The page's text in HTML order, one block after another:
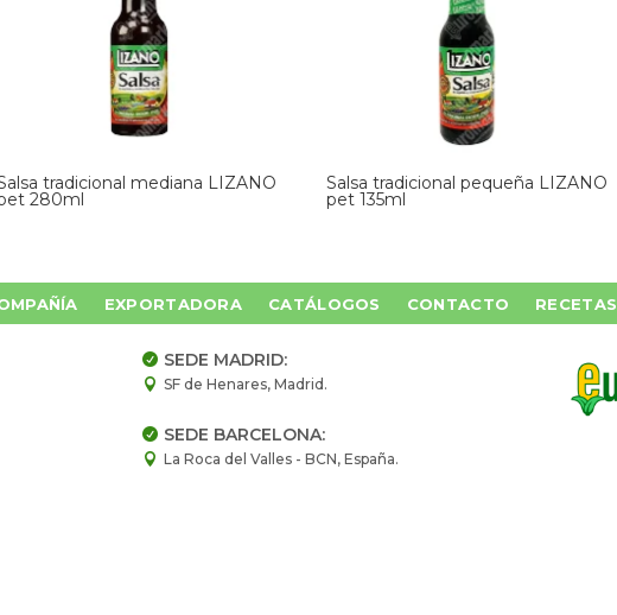
tradicional mediana LIZANO
280ml
Salsa tradicional pequeña LIZANO
pet 135ml
EXPORTADORA CATÁLOGOS CONTACTO RECETAS
 SEDE MADRID:
 SF de Henares, Madrid.
 SEDE BARCELONA:
 La Roca del Valles - BCN, España.